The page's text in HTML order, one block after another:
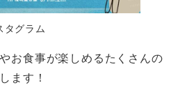
タグラム
お食事が楽しめるたくさんの
ます！